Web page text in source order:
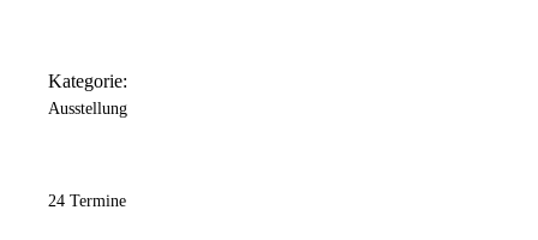
Kategorie:
Ausstellung
24 Termine